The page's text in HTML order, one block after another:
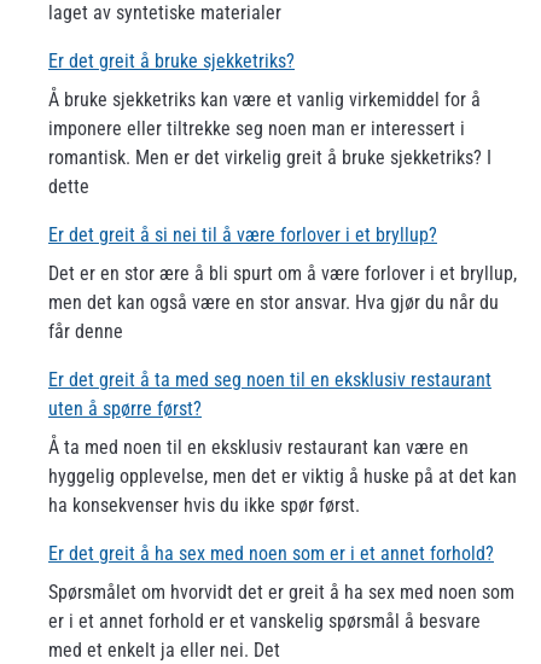
laget av syntetiske materialer
Er det greit å bruke sjekketriks?
Å bruke sjekketriks kan være et vanlig virkemiddel for å
imponere eller tiltrekke seg noen man er interessert i
romantisk. Men er det virkelig greit å bruke sjekketriks? I
dette
Er det greit å si nei til å være forlover i et bryllup?
Det er en stor ære å bli spurt om å være forlover i et bryllup,
men det kan også være en stor ansvar. Hva gjør du når du
får denne
Er det greit å ta med seg noen til en eksklusiv restaurant
uten å spørre først?
Å ta med noen til en eksklusiv restaurant kan være en
hyggelig opplevelse, men det er viktig å huske på at det kan
ha konsekvenser hvis du ikke spør først.
Er det greit å ha sex med noen som er i et annet forhold?
Spørsmålet om hvorvidt det er greit å ha sex med noen som
er i et annet forhold er et vanskelig spørsmål å besvare
med et enkelt ja eller nei. Det